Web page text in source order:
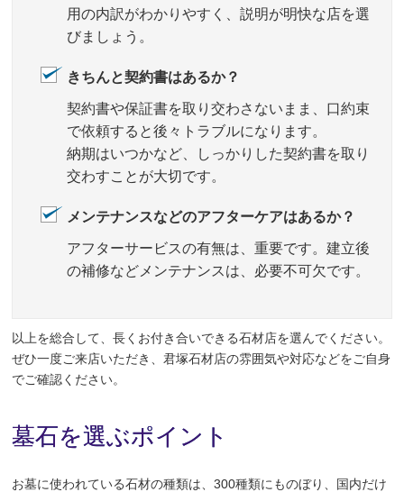
用の内訳がわかりやすく、説明が明快な店を選
びましょう。
きちんと契約書はあるか？
契約書や保証書を取り交わさないまま、口約束
で依頼すると後々トラブルになります。
納期はいつかなど、しっかりした契約書を取り
交わすことが大切です。
メンテナンスなどのアフターケアはあるか？
アフターサービスの有無は、重要です。建立後
の補修などメンテナンスは、必要不可欠です。
以上を総合して、長くお付き合いできる石材店を選んでください。
ぜひ一度ご来店いただき、君塚石材店の雰囲気や対応などをご自身
でご確認ください。
墓石を選ぶポイント
お墓に使われている石材の種類は、300種類にものぼり、国内だけ